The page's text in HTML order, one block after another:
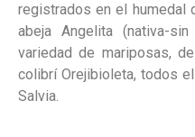
registrados en el humedal
abeja Angelita (nativa-
variedad de mariposas,
colibrí Orejibioleta, todos
Salvia.